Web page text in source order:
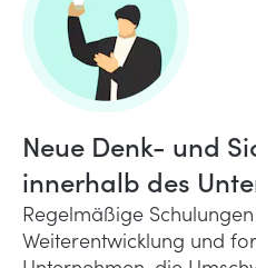
Neue Denk- und
innerhalb des
Regelmäßige
Weiterentwicklung und